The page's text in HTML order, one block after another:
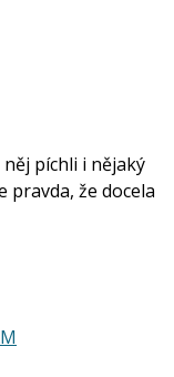
píchli i nějaký
pravda, že docela